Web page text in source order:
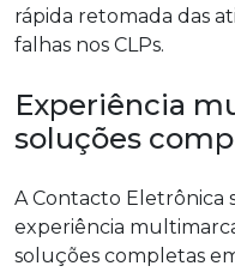
rápida retomada das
falhas nos CLPs.
Experiência
soluções
A Contacto Eletrônica
experiência
soluções completas